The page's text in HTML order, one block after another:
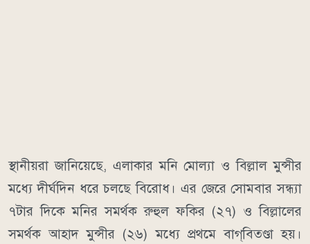
স্থানীয়রা জানিয়েছে, এলাকার মনি মোল্যা ও বিল্লাল মুন্সীর
মধ্যে দীর্ঘদিন ধরে চলছে বিরোধ। এর জেরে সোমবার সন্ধ্যা
৭টার দিকে মনির সমর্থক রুহুল ফকির (২৭) ও বিল্লালের
সমর্থক আহাদ মুন্সীর (২৬) মধ্যে প্রথমে বাগ্‌বিতণ্ডা হয়।